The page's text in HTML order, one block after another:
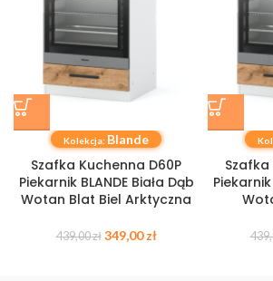
Kolekcja: Blande
Szafka Kuchenna D60P
Piekarnik BLANDE Biała Dąb
Wotan Blat Biel Arktyczna
439,00zł 349,00zł
Szafka
Piekarnik